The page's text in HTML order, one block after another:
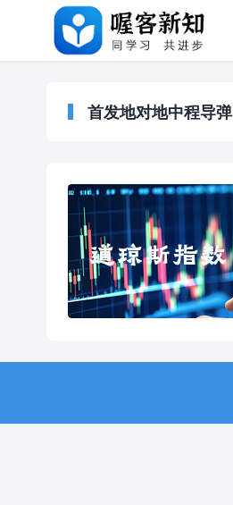
首发地对地中程导弹